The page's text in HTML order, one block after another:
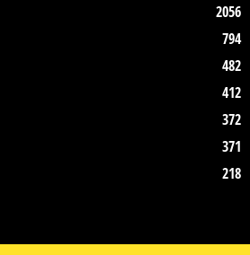
2056
794
482
412
372
371
218